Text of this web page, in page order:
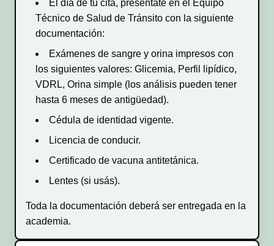
El día de tu cita, presentate en el Equipo
Técnico de Salud de Tránsito con la siguiente
documentación:
Exámenes de sangre y orina impresos con
los siguientes valores: Glicemia, Perfil lipídico,
VDRL, Orina simple (los análisis pueden tener
hasta 6 meses de antigüedad).
Cédula de identidad vigente.
Licencia de conducir.
Certificado de vacuna antitetánica.
Lentes (si usás).
Toda la documentación deberá ser entregada en la
academia.